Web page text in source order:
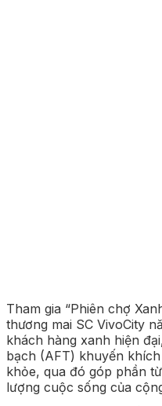
Tham gia “Phiên chợ
thương mai SC VivoCity
khách hàng xanh hiện
bạch (AFT) khuyến
khỏe, qua đó góp phần
lượng cuộc sống của